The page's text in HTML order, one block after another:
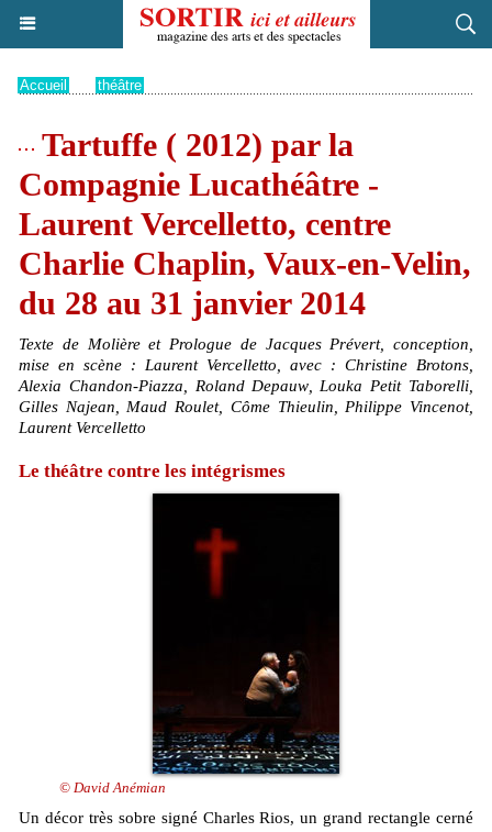
Accueil théâtre
Tartuffe ( 2012) par la
Compagnie Lucathéâtre -
Laurent Vercelletto, centre
Charlie Chaplin, Vaux-en-Velin,
du 28 au 31 janvier 2014
Texte de Molière et Prologue de Jacques Prévert, conception,
mise en scène : Laurent Vercelletto, avec : Christine Brotons,
Alexia Chandon-Piazza, Roland Depauw, Louka Petit Taborelli,
Gilles Najean, Maud Roulet, Côme Thieulin, Philippe Vincenot,
Laurent Vercelletto
Le théâtre contre les intégrismes
© David Anémian
Un décor très sobre signé Charles Rios, un grand rectangle cerné